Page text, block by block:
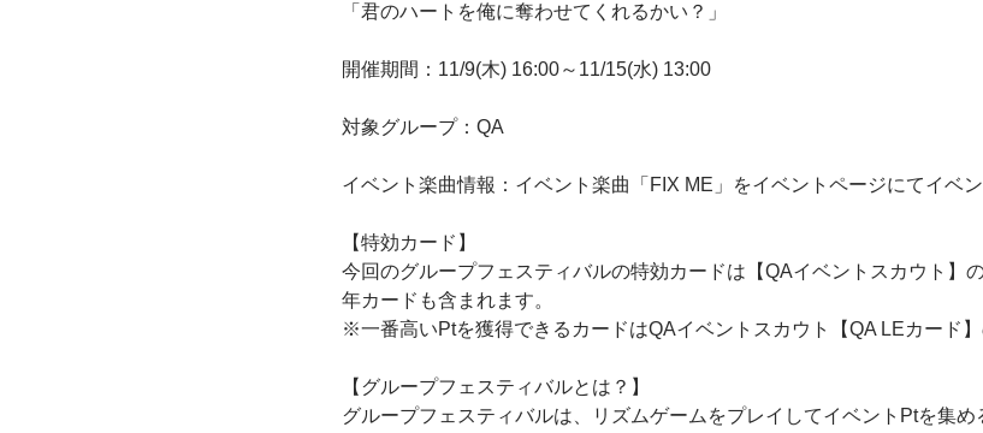
「君のハートを俺に奪わせてくれるかい？」
開催期間：11/9(木) 16:00～11/15(水) 13:00
対象グループ：QA
イベント楽曲情報：イベント楽曲「FIX ME」をイベントページにてイベ
【特効カード】
今回のグループフェスティバルの特効カードは【QAイベントスカウト】
年カードも含まれます。
※一番高いPtを獲得できるカードはQAイベントスカウト【QA LEカード
【グループフェスティバルとは？】
グループフェスティバルは、リズムゲームをプレイしてイベントPtを集め